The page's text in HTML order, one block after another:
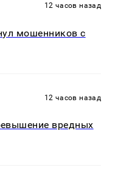
12 часов назад
мошенников с
12 часов назад
вредных